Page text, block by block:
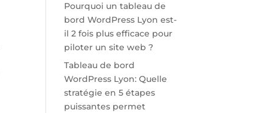
Pourquoi un tableau de
bord WordPress Lyon est-
il 2 fois plus efficace pour
piloter un site web ?
Tableau de bord
WordPress Lyon: Quelle
stratégie en 5 étapes
puissantes permet